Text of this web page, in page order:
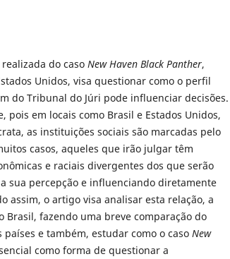
do caso New Haven Black Panther,
Unidos, visa questionar como o perfil
do Tribunal do Júri pode influenciar decisões.
pois em locais como Brasil e Estados Unidos,
as instituições sociais são marcadas pelo
casos, aqueles que irão julgar têm
e raciais divergentes dos que serão
sua percepção e influenciando diretamente
assim, o artigo visa analisar esta relação, a
Brasil, fazendo uma breve comparação do
e também, estudar como o caso New
como forma de questionar a